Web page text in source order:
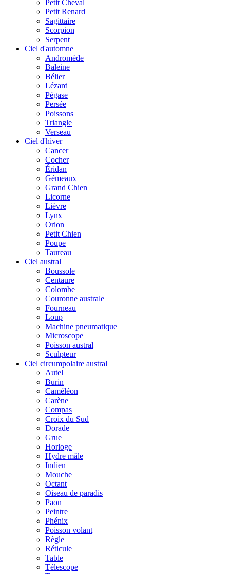
Petit Cheval
Petit Renard
Sagittaire
Scorpion
Serpent
Ciel d'automne
Andromède
Baleine
Bélier
Lézard
Pégase
Persée
Poissons
Triangle
Verseau
Ciel d'hiver
Cancer
Cocher
Éridan
Gémeaux
Grand Chien
Licorne
Lièvre
Lynx
Orion
Petit Chien
Poupe
Taureau
Ciel austral
Boussole
Centaure
Colombe
Couronne australe
Fourneau
Loup
Machine pneumatique
Microscope
Poisson austral
Sculpteur
Ciel circumpolaire austral
Autel
Burin
Caméléon
Carène
Compas
Croix du Sud
Dorade
Grue
Horloge
Hydre mâle
Indien
Mouche
Octant
Oiseau de paradis
Paon
Peintre
Phénix
Poisson volant
Règle
Réticule
Table
Télescope